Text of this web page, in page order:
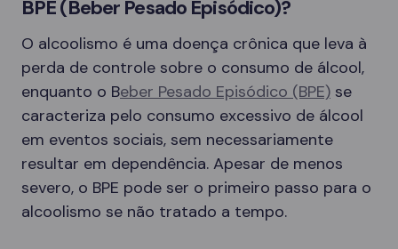
BPE (Beber Pesado Episódico)?
O alcoolismo é uma doença crônica que leva à
perda de controle sobre o consumo de álcool,
enquanto o Beber Pesado Episódico (BPE) se
caracteriza pelo consumo excessivo de álcool
em eventos sociais, sem necessariamente
resultar em dependência. Apesar de menos
severo, o BPE pode ser o primeiro passo para o
alcoolismo se não tratado a tempo.